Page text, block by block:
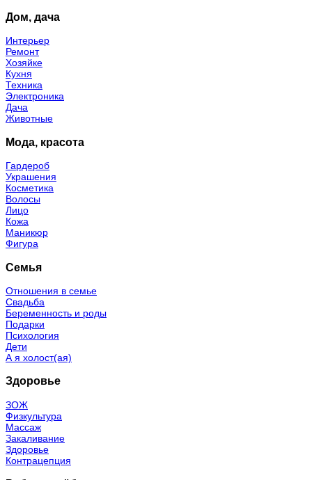
Дом, дача
Интерьер
Ремонт
Хозяйке
Кухня
Техника
Электроника
Дача
Животные
Мода, красота
Гардероб
Украшения
Косметика
Волосы
Лицо
Кожа
Маникюр
Фигура
Семья
Отношения в семье
Свадьба
Беременность и роды
Подарки
Психология
Дети
А я холост(ая)
Здоровье
ЗОЖ
Физкультура
Массаж
Закаливание
Здоровье
Контрацепция